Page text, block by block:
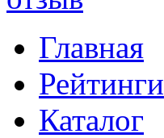
Главная
Рейтинги
Каталог